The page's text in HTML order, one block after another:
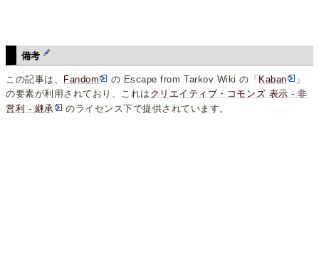
備考
この記事は、 Fandom の Escape from Tarkov Wiki の「 Kaban
」
の要素が利用されており、これは クリエイティブ・コモンズ 表示 - 非
営利 - 継承
のライセンス下で提供されています。